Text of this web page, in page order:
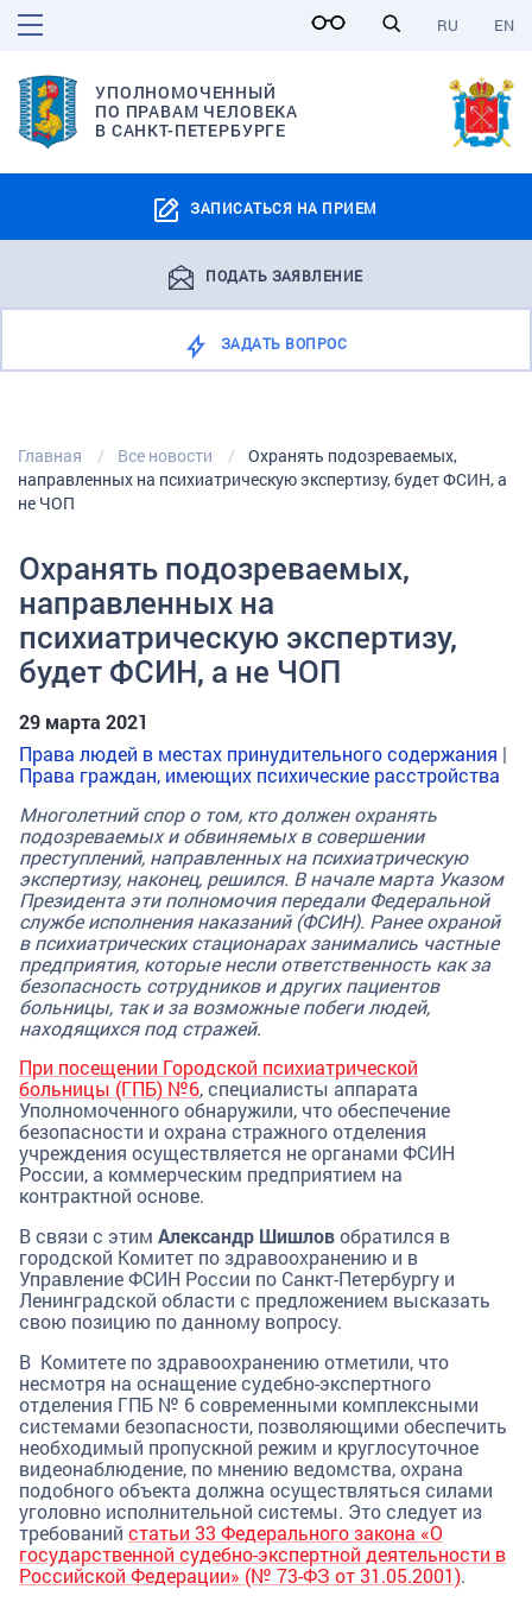
EN
RU
УПОЛНОМОЧЕННЫЙ
ПО ПРАВАМ ЧЕЛОВЕКА
В САНКТ-ПЕТЕРБУРГЕ
ЗАПИСАТЬСЯ НА ПРИЕМ
ПОДАТЬ ЗАЯВЛЕНИЕ
ЗАДАТЬ ВОПРОС
Главная Все новости
Охранять подозреваемых,
направленных на психиатрическую экспертизу, будет ФСИН, а
не ЧОП
Охранять подозреваемых,
направленных на
психиатрическую экспертизу,
будет ФСИН, а не ЧОП
29 марта 2021
Права людей в местах принудительного содержания |
Права граждан, имеющих психические расстройства
Многолетний спор о том, кто должен охранять
подозреваемых и обвиняемых в совершении
преступлений, направленных на психиатрическую
экспертизу, наконец, решился. В начале марта Указом
Президента эти полномочия передали Федеральной
службе исполнения наказаний (ФСИН). Ранее охраной
в психиатрических стационарах занимались частные
предприятия, которые несли ответственность как за
безопасность сотрудников и других пациентов
больницы, так и за возможные побеги людей,
находящихся под стражей.
При посещении Городской психиатрической
больницы (ГПБ) №6, специалисты аппарата
Уполномоченного обнаружили, что обеспечение
безопасности и охрана стражного отделения
учреждения осуществляется не органами ФСИН
России, а коммерческим предприятием на
контрактной основе.
В связи с этим Александр Шишловобратился в
городской Комитет по здравоохранению и в
Управление ФСИН России по Санкт-Петербургу и
Ленинградской области с предложением высказать
свою позицию по данному вопросу.
В Комитете по здравоохранению отметили, что
несмотря на оснащение судебно-экспертного
отделения ГПБ № 6 современными комплексными
системами безопасности, позволяющими обеспечить
необходимый пропускной режим и круглосуточное
видеонаблюдение, по мнению ведомства, охрана
подобного объекта должна осуществляться силами
уголовно исполнительной системы. Это следует из
требований статьи 33 Федерального закона «О
государственной судебно-экспертной деятельности в
Российской Федерации» (№ 73-ФЗ от 31.05.2001).